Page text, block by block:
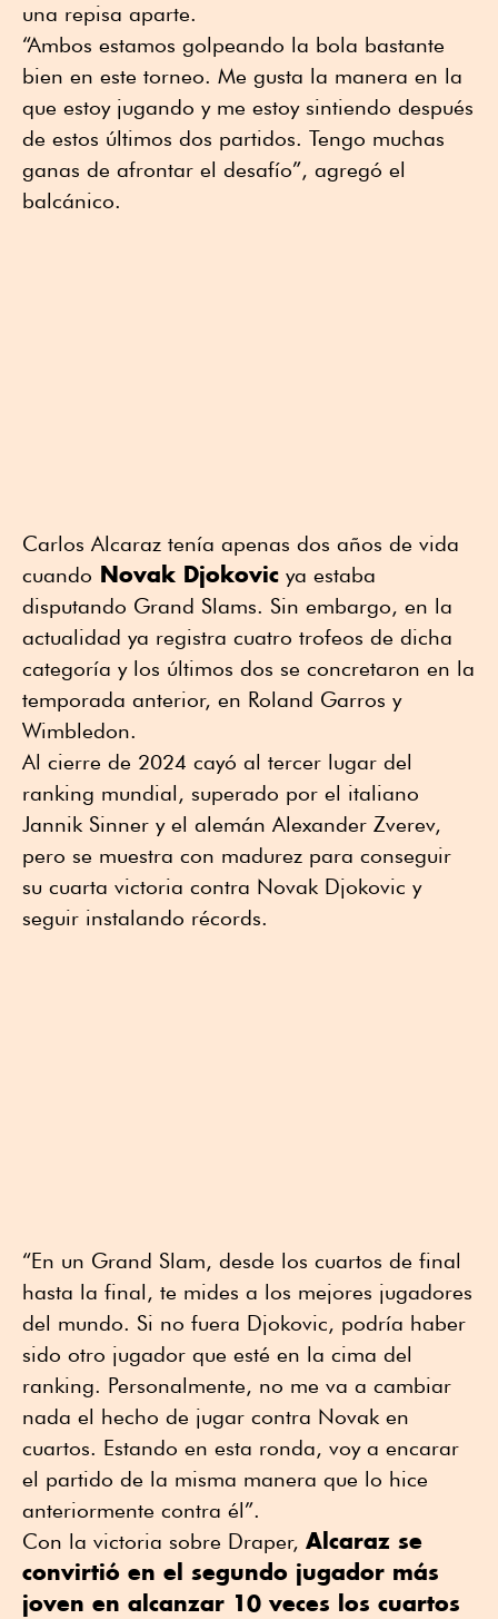
una repisa aparte.
“Ambos estamos golpeando la bola bastante
bien en este torneo. Me gusta la manera en la
que estoy jugando y me estoy sintiendo después
de estos últimos dos partidos. Tengo muchas
ganas de afrontar el desafío”, agregó el
balcánico.
Carlos Alcaraz tenía apenas dos años de vida
cuando Novak Djokovic ya estaba
disputando Grand Slams. Sin embargo, en la
actualidad ya registra cuatro trofeos de dicha
categoría y los últimos dos se concretaron en la
temporada anterior, en Roland Garros y
Wimbledon.
Al cierre de 2024 cayó al tercer lugar del
ranking mundial, superado por el italiano
Jannik Sinner y el alemán Alexander Zverev,
pero se muestra con madurez para conseguir
su cuarta victoria contra Novak Djokovic y
seguir instalando récords.
“En un Grand Slam, desde los cuartos de final
hasta la final, te mides a los mejores jugadores
del mundo. Si no fuera Djokovic, podría haber
sido otro jugador que esté en la cima del
ranking. Personalmente, no me va a cambiar
nada el hecho de jugar contra Novak en
cuartos. Estando en esta ronda, voy a encarar
el partido de la misma manera que lo hice
anteriormente contra él”.
Con la victoria sobre Draper, Alcaraz se
convirtió en el segundo jugador más
joven en alcanzar 10 veces los cuartos